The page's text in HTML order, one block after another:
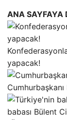
ANA SAYFAYA
yapacak!